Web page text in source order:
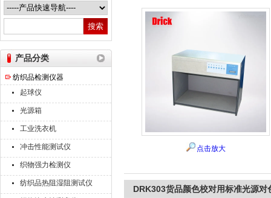
山东德瑞克仪器股份有限公司
产品分类
纺织品检测仪器
起球仪
光源箱
工业洗衣机
冲击性能测试仪
织物强力检测仪
纺织品热阻湿阻测试仪
点击放大
DRK303货品颜色校对用标准光源